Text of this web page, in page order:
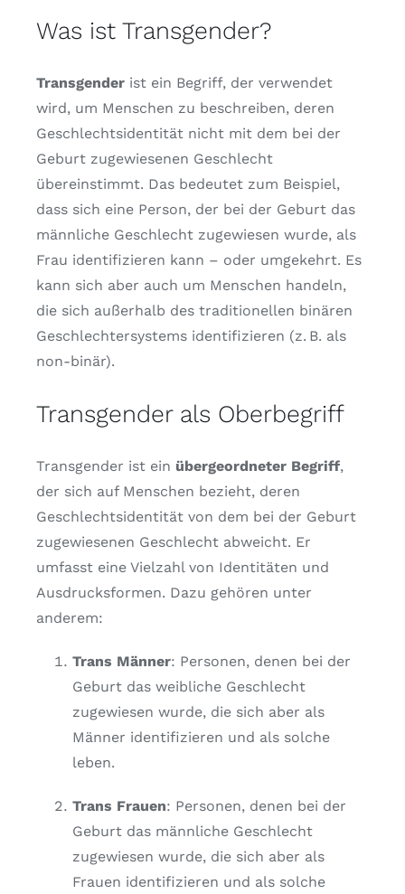
Kostenlose Binder
Review Levi
Was ist Transgender?
Transgenderist ein Begriff, der verwendet
wird, um Menschen zu beschreiben, deren
Geschlechtsidentität nicht mit dem bei der
Geburt zugewiesenen Geschlecht
übereinstimmt. Das bedeutet zum Beispiel,
dass sich eine Person, der bei der Geburt das
männliche Geschlecht zugewiesen wurde, als
Frau identifizieren kann – oder umgekehrt. Es
kann sich aber auch um Menschen handeln,
die sich außerhalb des traditionellen binären
Geschlechtersystems identifizieren (z. B. als
non-binär).
Transgender als Oberbegriff
Transgender ist ein übergeordneter Begriff,
der sich auf Menschen bezieht, deren
Geschlechtsidentität von dem bei der Geburt
zugewiesenen Geschlecht abweicht. Er
umfasst eine Vielzahl von Identitäten und
Ausdrucksformen. Dazu gehören unter
anderem:
Trans Männer: Personen, denen bei der
Geburt das weibliche Geschlecht
zugewiesen wurde, die sich aber als
Männer identifizieren und als solche
leben.
Trans Frauen: Personen, denen bei der
Geburt das männliche Geschlecht
zugewiesen wurde, die sich aber als
Frauen identifizieren und als solche